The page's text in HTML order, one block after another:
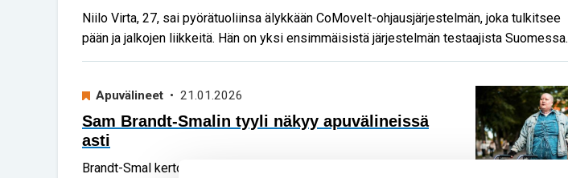
Niilo Virta, 27, sai pyörätuoliinsa älykkään CoMoveIt-ohjausjärjestelmän, joka tulkitsee
pään ja jalkojen liikkeitä. Hän on yksi ensimmäisistä järjestelmän testaajista Suomessa.
Apuvälineet • 21.01.2026
Sam Brandt-Smalin tyyli näkyy apuvälineissä
asti
Brandt-Smal kertoo, miten tuunasi apuvälineistään tyyliinsä sopivat.